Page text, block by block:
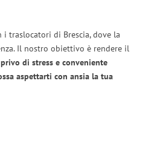
i traslocatori di Brescia, dove la
Il nostro obiettivo è rendere il
di stress e conveniente
aspettarti con ansia la tua